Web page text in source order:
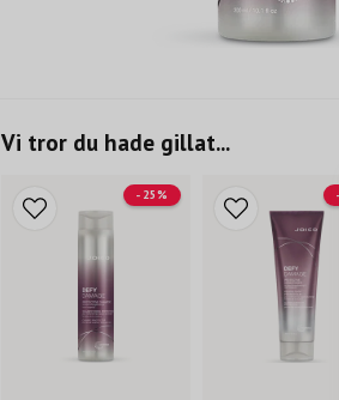
Vi tror du hade gillat...
- 25%